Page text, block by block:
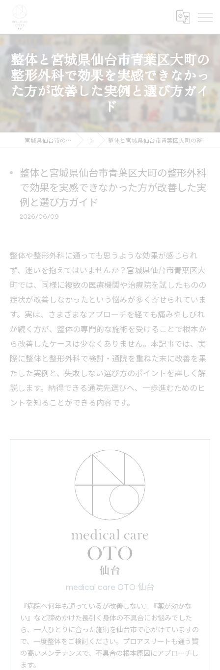
整体と宮城県仙台市青葉区大町の
整形外科で効果を実感できなかっ
た方が改善した実例と選び方ガイ
ド
宮城県仙台市の整体ならmedical care OTO 仙台 コラム 整体と宮城県仙台市青葉区大町の整形外科で効果を実感できなかった方が改善した実例と選び方ガイド
整体と宮城県仙台市青葉区大町の整形外科
で効果を実感できなかった方が改善した実
例と選び方ガイド
2026/06/09
整体や整形外科に通っても思うような効果が感じられ
ず、迷いを抱えてはいませんか？宮城県仙台市青葉区大
町では、同様に複数の医療機関や治療院を試したものの
症状が改善しなかったという悩みが多く寄せられていま
す。実は、さまざまなアプローチを経ても痛みやしびれ
が続く方が、整体の専門的な施術を受けることで根本か
ら改善したケースは少なくありません。本記事では、実
際に整体と整形外科で検討・通院を重ねた末に改善を果
たした実例と、失敗しない選び方のポイントを詳しく解
説します。納得できる通院先選びへ、一歩進むためのヒ
ントを知ることができる内容です。
medical care OTO 仙台
『病院へ何年も通っているが改善しない』『薬が効かな
い』など諦めかけた長引く身体の不具合にお悩みでした
ら、一人ひとりに合った施術を仙台市で心がけていますの
で、一度整体をご検討ください。プロアスリートも通う質
の高いメンテナンスで、不具合の根本原因にアプローチし
ます。